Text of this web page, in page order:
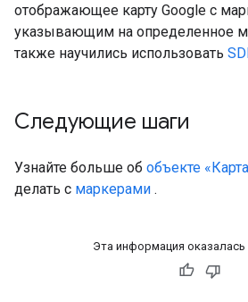
отображающее карту Google с
указывающим на определенное
также научились использовать
Следующие шаги
Узнайте больше об объекте
делать с маркерами .
Эта информация оказалась